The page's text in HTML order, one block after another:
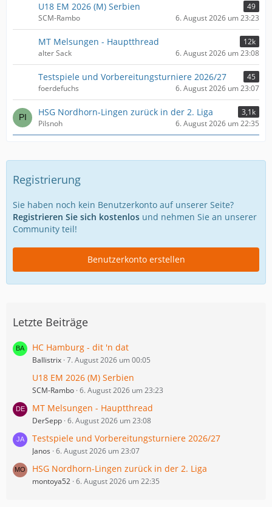
U18 EM 2026 (M) Serbien
49
SCM-Rambo
6. August 2026 um 23:23
MT Melsungen - Hauptthread
12k
alter Sack
6. August 2026 um 23:08
Testspiele und Vorbereitungsturniere 2026/27
45
foerdefuchs
6. August 2026 um 23:07
HSG Nordhorn-Lingen zurück in der 2. Liga
3,1k
Pilsnoh
6. August 2026 um 22:35
Registrierung
Sie haben noch kein Benutzerkonto auf unserer Seite?
Registrieren Sie sich kostenlos und nehmen Sie an unserer
Community teil!
Benutzerkonto erstellen
Letzte Beiträge
HC Hamburg - dit 'n dat
Ballistrix 7. August 2026 um 00:05
U18 EM 2026 (M) Serbien
SCM-Rambo 6. August 2026 um 23:23
MT Melsungen - Hauptthread
DerSepp 6. August 2026 um 23:08
Testspiele und Vorbereitungsturniere 2026/27
Janos 6. August 2026 um 23:07
HSG Nordhorn-Lingen zurück in der 2. Liga
montoya52 6. August 2026 um 22:35